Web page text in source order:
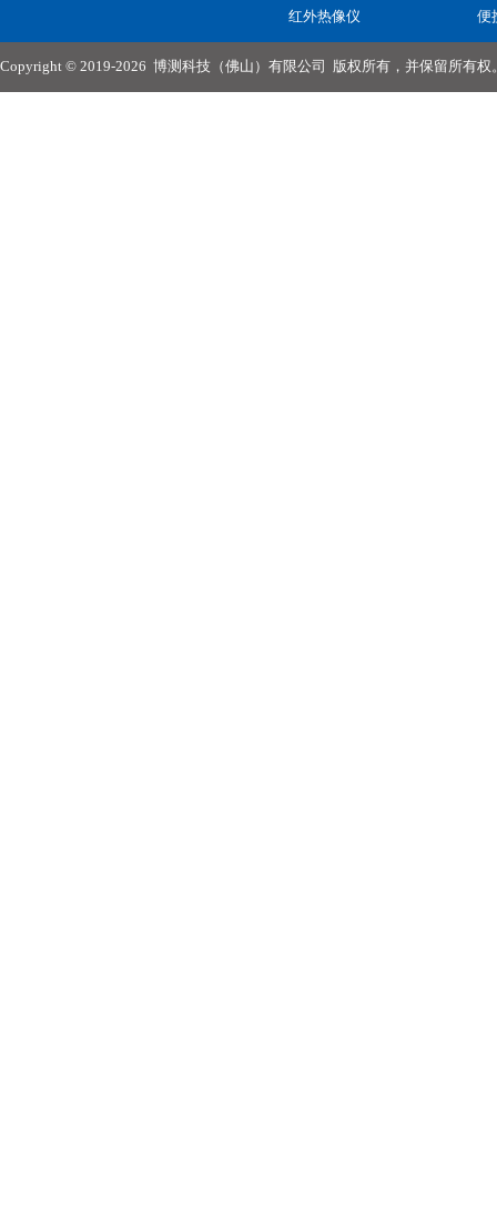
红外热像仪
便
Copyright © 2019-2026 博测科技（佛山）有限公司 版权所有，并保留所有